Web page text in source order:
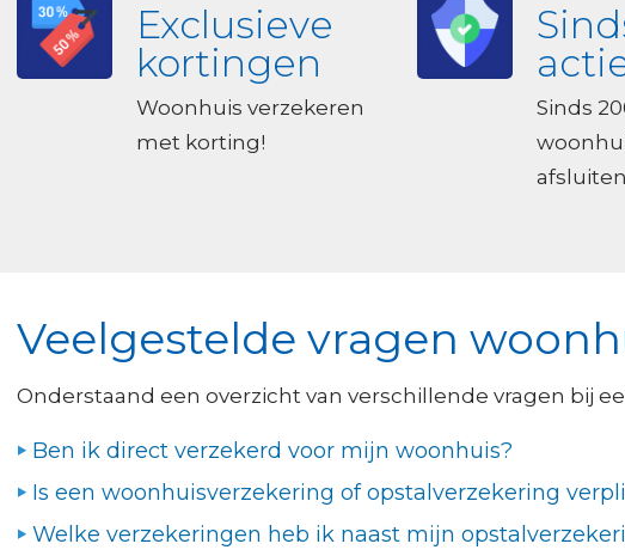
Exclusieve
kortingen
Woonhuis verzekeren
met korting!
Sinds
afsluiten
Veelgestelde vragen
Onderstaand een overzicht van verschillende vragen bij
Ben ik direct verzekerd voor mijn woonhuis?
Is een woonhuisverzekering of opstalverzekering
Welke verzekeringen heb ik naast mijn